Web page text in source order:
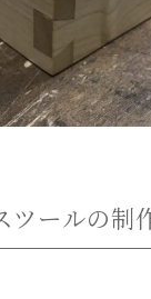
ツールの制